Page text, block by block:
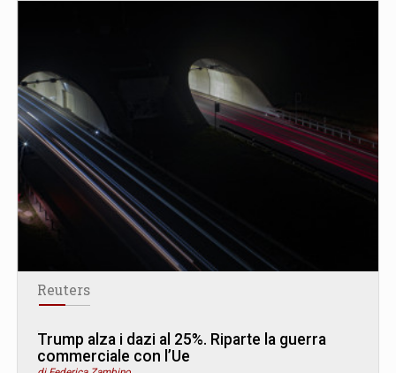
Reuters
Trump alza i dazi al 25%. Riparte la guerra
commerciale con l’Ue